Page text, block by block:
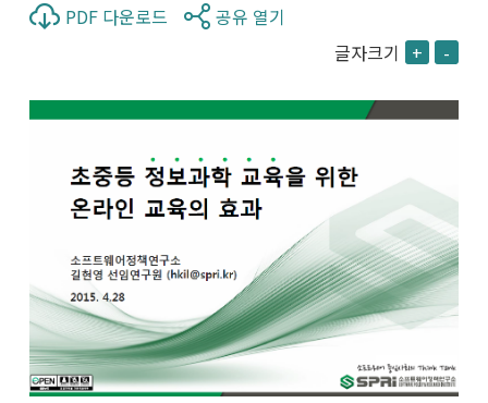
PDF 다운로드
공유 열기
글자크기 + -